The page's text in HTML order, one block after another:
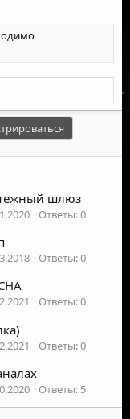
шлюз
Ответы: 0
Ответы: 0
Ответы: 0
Ответы: 0
Ответы: 5